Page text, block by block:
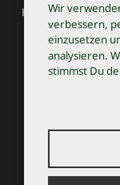
Tel 09729
Wir
verbessern,
einzusetzen
analysieren.
stimmst Du